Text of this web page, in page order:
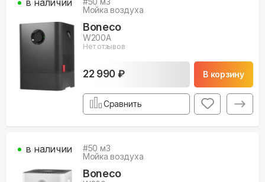
Мойка воздуха
Boneco
W200A
Нет отзывов
22 990 ₽ В корзину
Сравнить
#50 м3
Мойка воздуха
Boneco
в наличии